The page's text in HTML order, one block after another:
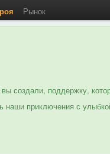
Рынок
создали, поддержку,
наши приключения с